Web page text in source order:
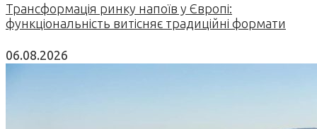
Трансформація ринку напоїв у Європі:
функціональність витісняє традиційні формати
06.08.2026